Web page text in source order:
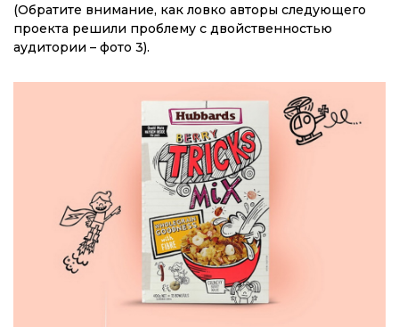
(Обратите внимание, как ловко авторы следующего
проекта решили проблему с двойственностью
аудитории – фото 3).